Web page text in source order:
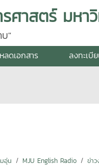
ศาสตร์ มหา
"
ลดเอกสาร ลงทะเบี
อุ่น MJU English Radio ข่า